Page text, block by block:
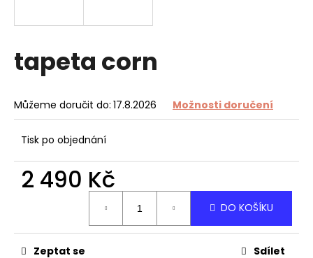
tapeta corn
Můžeme doručit do: 17.8.2026 Možnosti doručení
Tisk po objednání
2 490 Kč
DO KOŠÍKU
Zeptat se Sdílet
í
t
HLEDAT
o
p